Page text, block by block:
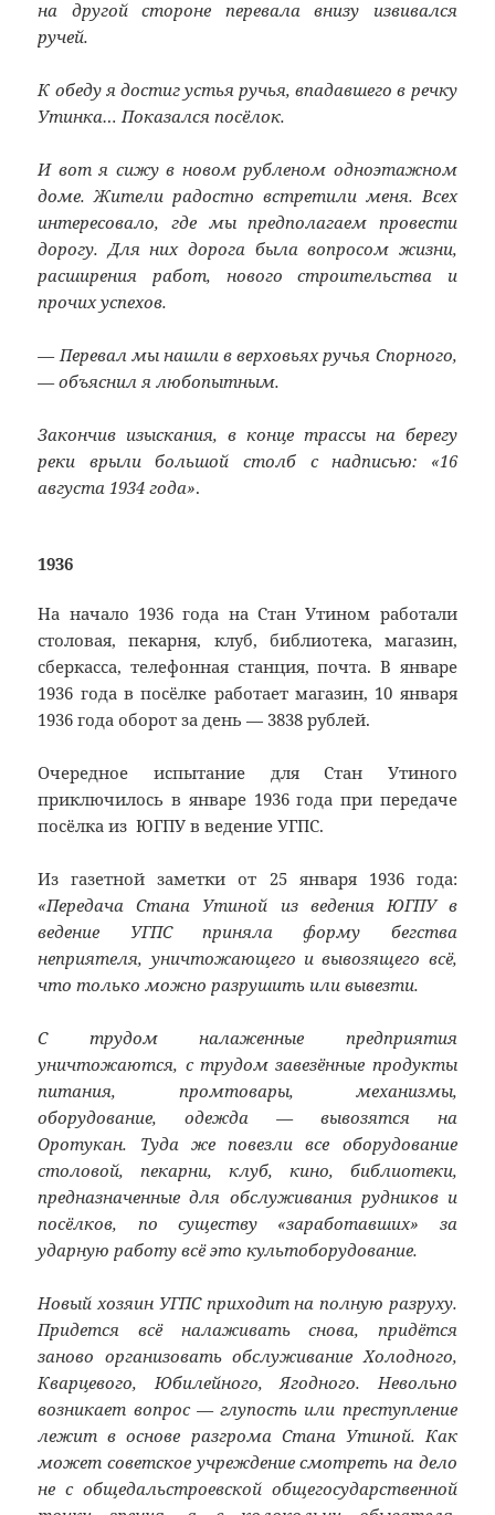
на другой стороне перевала внизу извивался
ручей.
К обеду я достиг устья ручья, впадавшего в речку
Утинка… Показался посёлок.
И вот я сижу в новом рубленом одноэтажном
доме. Жители радостно встретили меня. Всех
интересовало, где мы предполагаем провести
дорогу. Для них дорога была вопросом жизни,
расширения работ, нового строительства и
прочих успехов.
— Перевал мы нашли в верховьях ручья Спорного,
— объяснил я любопытным.
Закончив изыскания, в конце трассы на берегу
реки врыли большой столб с надписью: «16
августа 1934 года».
1936
На начало 1936 года на Стан Утином работали
столовая, пекарня, клуб, библиотека, магазин,
сберкасса, телефонная станция, почта. В январе
1936 года в посёлке работает магазин, 10 января
1936 года оборот за день — 3838 рублей.
Очередное испытание для Стан Утиного
приключилось в январе 1936 года при передаче
посёлка из ЮГПУ в ведение УГПС.
Из газетной заметки от 25 января 1936 года:
«Передача Стана Утиной из ведения ЮГПУ в
ведение УГПС приняла форму бегства
неприятеля, уничтожающего и вывозящего всё,
что только можно разрушить или вывезти.
С трудом налаженные предприятия
уничтожаются, с трудом завезённые продукты
питания, промтовары, механизмы,
оборудование, одежда — вывозятся на
Оротукан. Туда же повезли все оборудование
столовой, пекарни, клуб, кино, библиотеки,
предназначенные для обслуживания рудников и
посёлков, по существу «заработавших» за
ударную работу всё это культоборудование.
Новый хозяин УГПС приходит на полную разруху.
Придется всё налаживать снова, придётся
заново организовать обслуживание Холодного,
Кварцевого, Юбилейного, Ягодного. Невольно
возникает вопрос — глупость или преступление
лежит в основе разгрома Стана Утиной. Как
может советское учреждение смотреть на дело
не с общедальстроевской общегосударственной